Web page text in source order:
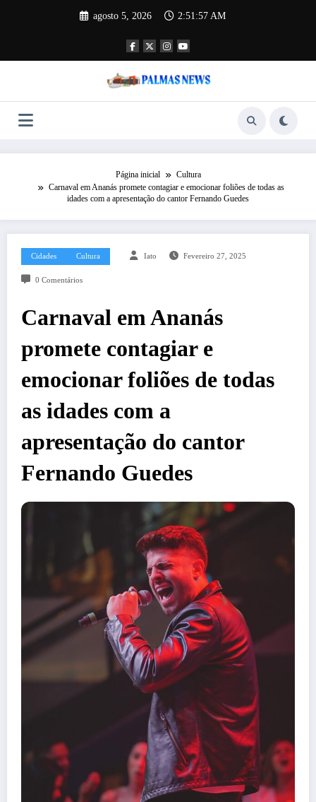
agosto 5, 2026 2:51:57 AM
Página inicial
Cultura
Carnaval em Ananás promete contagiar e emocionar foliões de todas as
idades com a apresentação do cantor Fernando Guedes
Cidades Cultura Iato Fevereiro 27, 2025
0 Comentários
Carnaval em Ananás
promete contagiar e
emocionar foliões de todas
as idades com a
apresentação do cantor
Fernando Guedes